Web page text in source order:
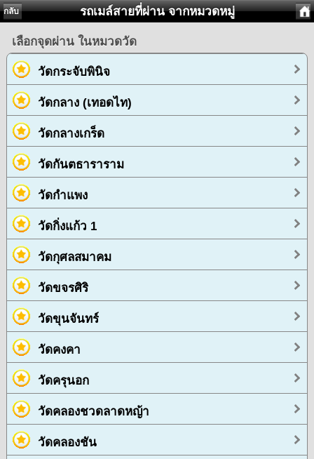
กลับ รถเมล์สายที่ผ่าน จากหมวดหมู่
เลือกจุดผ่าน ในหมวดวัด
วัดกระจับพินิจ
วัดกลาง (เทอดไท)
วัดกลางเกร็ด
วัดกันตธาราราม
วัดกำแพง
วัดกิ่งแก้ว 1
วัดกุศลสมาคม
วัดขจรศิริ
วัดขุนจันทร์
วัดคงคา
วัดครุนอก
วัดคลองชวดลาดหญ้า
วัดคลองชัน